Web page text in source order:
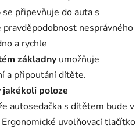
se připevňuje do auta s
nesprávného
a rychle
základny umožňuje
a připoutání dítěte.
jakékoli poloze
autosedačka s dítětem bude v
uvolňovací tlačítko